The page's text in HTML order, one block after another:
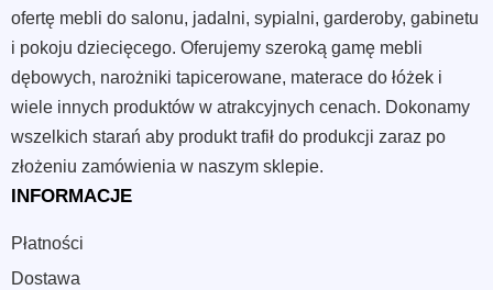
ofertę mebli do salonu, jadalni, sypialni, garderoby, gabinetu
i pokoju dziecięcego. Oferujemy szeroką gamę mebli
dębowych, narożniki tapicerowane, materace do łóżek i
wiele innych produktów w atrakcyjnych cenach. Dokonamy
wszelkich starań aby produkt trafił do produkcji zaraz po
złożeniu zamówienia w naszym sklepie.
INFORMACJE
Płatności
Dostawa